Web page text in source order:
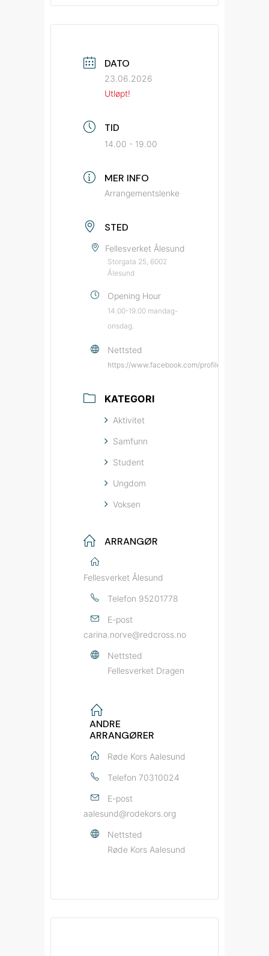
DATO
23.06.2026
Utløpt!
TID
14.00 - 19.00
MER INFO
Arrangementslenke
STED
Fellesverket Ålesund
Storgata 25, 6002
Ålesund
Opening Hour
14.00-19.00 mandag-
onsdag.
Nettsted
https://www.facebook.com/
KATEGORI
Aktivitet
Samfunn
Student
Ungdom
Voksen
ARRANGØR
Fellesverket Ålesund
Telefon 95201778
E-post
carina.norve@redcross.no
Nettsted
Fellesverket Dragen
ANDRE
ARRANGØRER
Røde Kors Aalesund
Telefon 70310024
E-post
aalesund@rodekors.org
Nettsted
Røde Kors Aalesund